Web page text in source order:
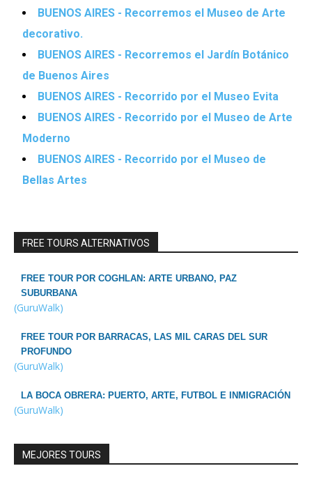
BUENOS AIRES - Recorremos el Museo de Arte
decorativo.
BUENOS AIRES - Recorremos el Jardín Botánico
de Buenos Aires
BUENOS AIRES - Recorrido por el Museo Evita
BUENOS AIRES - Recorrido por el Museo de Arte
Moderno
BUENOS AIRES - Recorrido por el Museo de
Bellas Artes
FREE TOURS ALTERNATIVOS
FREE TOUR POR COGHLAN: ARTE URBANO, PAZ
SUBURBANA
(GuruWalk)
FREE TOUR POR BARRACAS, LAS MIL CARAS DEL SUR
PROFUNDO
(GuruWalk)
LA BOCA OBRERA: PUERTO, ARTE, FUTBOL E INMIGRACIÓN
(GuruWalk)
MEJORES TOURS